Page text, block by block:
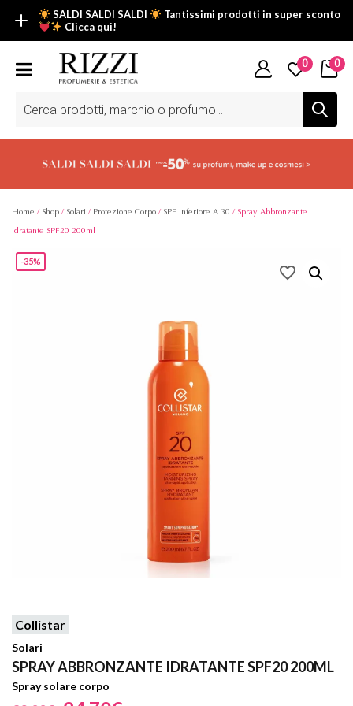
SALDI SALDI SALDI
Tantissimi prodotti in super sconto
Clicca qui!
SALDI SALDI SALDI
Fino al -50% su tantissimi prodotti beauty nella sezione saldi: il
Scopri tutti i prodotti in super saldo!Clicca qui
prodotti
0 0
Home / Shop / Solari / Protezione Corpo / SPF Inferiore A 30 / Spray Abbronzante
Idratante SPF20 200ml
-35%
Collistar
Solari
SPRAY ABBRONZANTE IDRATANTE SPF20 200ML
Spray solare corpo